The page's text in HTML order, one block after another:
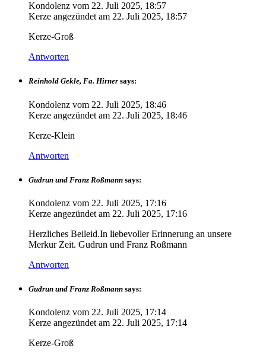
Kondolenz vom 22. Juli 2025, 18:57
Kerze angezündet am 22. Juli 2025, 18:57
Kerze-Groß
Antworten
Reinhold Gekle, Fa. Hirner says:
Kondolenz vom 22. Juli 2025, 18:46
Kerze angezündet am 22. Juli 2025, 18:46
Kerze-Klein
Antworten
Gudrun und Franz Roßmann says:
Kondolenz vom 22. Juli 2025, 17:16
Kerze angezündet am 22. Juli 2025, 17:16
Herzliches Beileid.In liebevoller Erinnerung an unsere
Merkur Zeit. Gudrun und Franz Roßmann
Antworten
Gudrun und Franz Roßmann says:
Kondolenz vom 22. Juli 2025, 17:14
Kerze angezündet am 22. Juli 2025, 17:14
Kerze-Groß